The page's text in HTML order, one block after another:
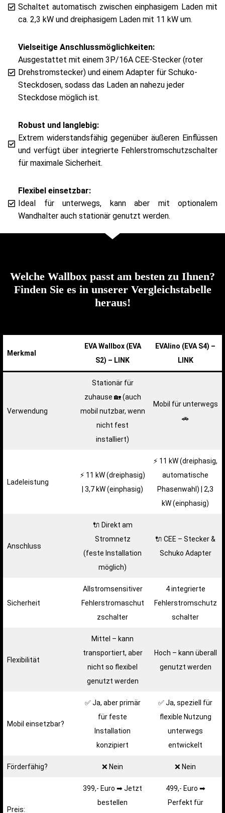
Schaltet automatisch zwischen einphasigem Laden mit
ca. 2,3 kW und dreiphasigem Laden mit 11 kW um.
Vielseitige Anschlussmöglichkeiten:
Ausgestattet mit einem 3P/16A CEE-Stecker (roter
Drehstromstecker) und einem Adapter für Schuko-
Steckdosen, sodass das Laden an nahezu jeder
Steckdose möglich ist.
Robust und langlebig:
Extrem widerstandsfähig gegenüber äußeren Einflüssen
und verfügt über integrierte Fehlerstromschutzschalter
für maximale Sicherheit.
Flexibel einsetzbar:
Ideal für unterwegs, kann aber mit optionalem
Wandhalter auch stationär genutzt werden.
Welche Wallbox passt am besten zu Ihnen?
Finden Sie es in unserer Vergleichstabelle
heraus!
Merkmal
EVA Wallbox (EVA
S2) – LINK
EVAlino (EVA S4) –
LINK
Verwendung
Stationär für
zuhause 🏡 (auch
mobil nutzbar, wenn
nicht fest
installiert)
Mobil für unterwegs
🚗
Ladeleistung
⚡️ 11 kW (dreiphasig)
| 3,7 kW (einphasig)
⚡️ 11 kW (dreiphasig,
automatische
Phasenwahl) | 2,3
kW (einphasig)
Anschluss
🔌 Direkt am
Stromnetz
(feste Installation
möglich)
🔌 CEE – Stecker &
Schuko Adapter
Sicherheit
Allstromsensitiver
Fehlerstromaschut
zschalter
4 integrierte
Fehlerstromschutz
schalter
Flexibilität
Mittel – kann
transportiert, aber
nicht so flexibel
genutzt werden
Hoch – kann überall
genutzt werden
Mobil einsetzbar?
✅ Ja, aber primär
für feste
Installation
konzipiert
✅ Ja, speziell für
flexible Nutzung
unterwegs
entwickelt
Förderfähig? ❌ Nein ❌ Nein
Preis:
399,- Euro ➡ Jetzt
bestellen
499,- Euro ➡
Perfekt für